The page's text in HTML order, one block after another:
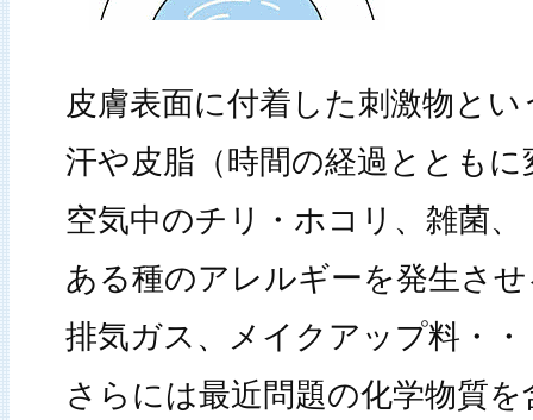
皮膚表面に付着した刺激物とい
汗や皮脂（時間の経過ととも
空気中のチリ・ホコリ、雑菌、
ある種のアレルギーを発生さ
排気ガス、メイクアップ料・・
さらには最近問題の化学物質